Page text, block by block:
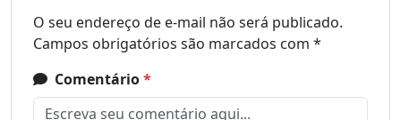
O seu endereço de e-mail não será publicado.
Campos obrigatórios são marcados com *
Comentário*